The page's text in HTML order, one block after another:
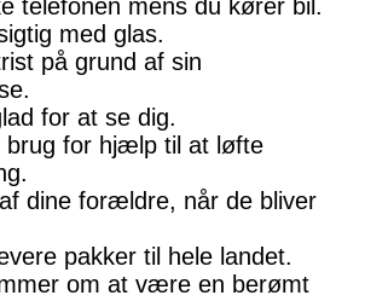
telefonen mens du kører bil.
med glas.
på grund af sin
for at se dig.
brug for hjælp til at løfte
dine forældre, når de bliver
pakker til hele landet.
om at være en berømt